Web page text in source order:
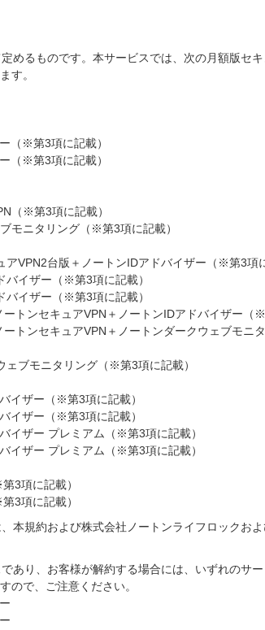
めるものです。本サービスでは、次の月額版セ
す。
（※第3項に記載）
（※第3項に記載）
（※第3項に記載）
モニタリング（※第3項に記載）
VPN2台版＋ノートンIDアドバイザー（※第3項
イザー（※第3項に記載）
イザー（※第3項に記載）
トンセキュアVPN＋ノートンIDアドバイザー（※
トンセキュアVPN＋ノートンダークウェブモニ
ブモニタリング（※第3項に記載）
イザー（※第3項に記載）
イザー（※第3項に記載）
イザー プレミアム（※第3項に記載）
イザー プレミアム（※第3項に記載）
3項に記載）
3項に記載）
本規約および株式会社ノートンライフロックお
あり、お客様が解約する場合には、いずれのサ
ので、ご注意ください。